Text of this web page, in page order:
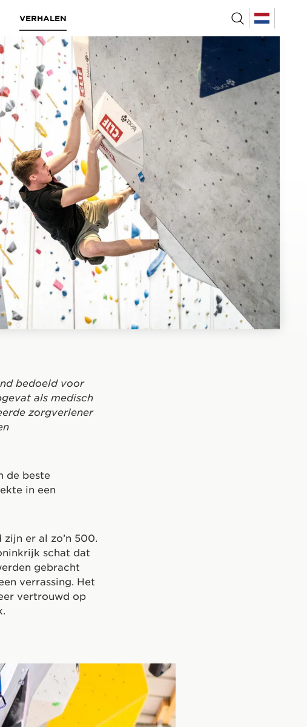
VERHALEN
bedoeld voor
als medisch
zorgverlener
de beste
in een
er al zo’n 500.
schat dat
gebracht
verrassing. Het
vertrouwd op